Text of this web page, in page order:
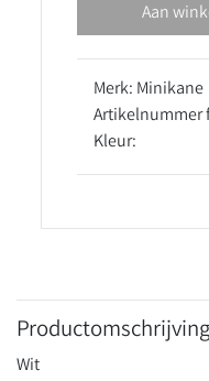
Aan
Merk: Minikane
Artikelnummer
Kleur:
Productomschrijving
Wit